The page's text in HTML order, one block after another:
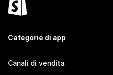
Categorie di app
Canali di vendita